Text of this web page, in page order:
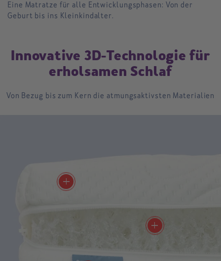
Eine Matratze für alle Entwicklungsphasen: Von der
Geburt bis ins Kleinkindalter.
Innovative 3D-Technologie für
erholsamen Schlaf
Von Bezug bis zum Kern die atmungsaktivsten Materialien
add
Auch in Bauchlage können
add
tausenden von Luftlöchern